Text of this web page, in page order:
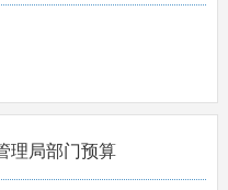
理局部门预算